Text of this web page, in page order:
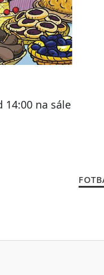
14:00 na sále